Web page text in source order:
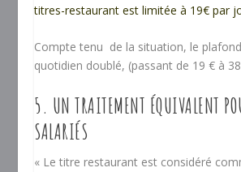
titres-restaurant estlimitée à 19€ par
Compte tenu de la situation, le plafond
quotidien doublé, (passant de 19 € à
5. UN TRAITEMENT ÉQUIVALENT
SALARIÉS
« Le titre restaurant est considéré